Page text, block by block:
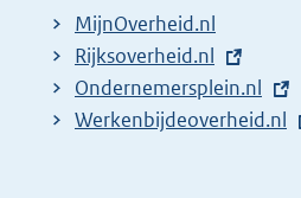
l
i
n
k
MijnOverheid.nl
E
x
t
Rijksoverheid.nl
E
x
Ondernemersplein.nl
E
Werkenbijdeoverheid.nl